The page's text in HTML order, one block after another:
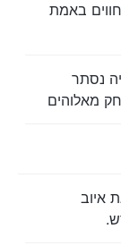
באמת
נסתר
מאלוהים
איוב